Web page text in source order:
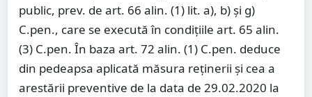
public, prev. de art. 66 alin. (1) lit. a), b) şi g)
C.pen., care se execută în condiţiile art. 65 alin.
(3) C.pen. În baza art. 72 alin. (1) C.pen. deduce
din pedeapsa aplicată măsura reţinerii şi cea a
arestării preventive de la data de 29.02.2020 la